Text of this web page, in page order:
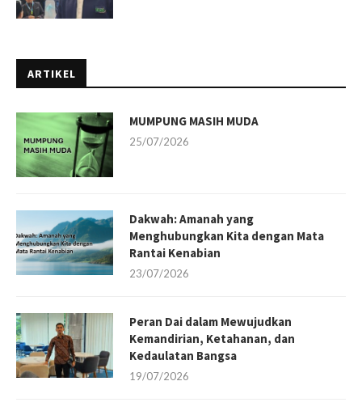
ARTIKEL
MUMPUNG MASIH MUDA
25/07/2026
Dakwah: Amanah yang
Menghubungkan Kita dengan Mata
Rantai Kenabian
23/07/2026
Peran Dai dalam Mewujudkan
Kemandirian, Ketahanan, dan
Kedaulatan Bangsa
19/07/2026